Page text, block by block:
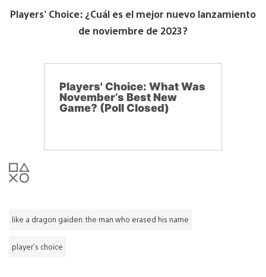
Players’ Choice: ¿Cuál es el mejor nuevo lanzamiento
de noviembre de 2023?
Players' Choice: What Was
November’s Best New
Game? (Poll Closed)
like a dragon gaiden: the man who erased his name
player's choice